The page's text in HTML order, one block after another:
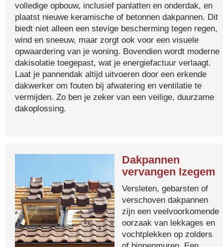
volledige opbouw, inclusief panlatten en onderdak, en
plaatst nieuwe keramische of betonnen dakpannen. Dit
biedt niet alleen een stevige bescherming tegen regen,
wind en sneeuw, maar zorgt ook voor een visuele
opwaardering van je woning. Bovendien wordt moderne
dakisolatie toegepast, wat je energiefactuur verlaagt.
Laat je pannendak altijd uitvoeren door een erkende
dakwerker om fouten bij afwatering en ventilatie te
vermijden. Zo ben je zeker van een veilige, duurzame
dakoplossing.
Dakpannen
vervangen Izegem
Versleten, gebarsten of
verschoven dakpannen
zijn een veelvoorkomende
oorzaak van lekkages en
vochtplekken op zolders